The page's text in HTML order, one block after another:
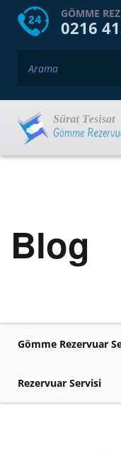
HOME GÖMME
0216
Blog
Gömme Rezervuar
Rezervuar Servisi